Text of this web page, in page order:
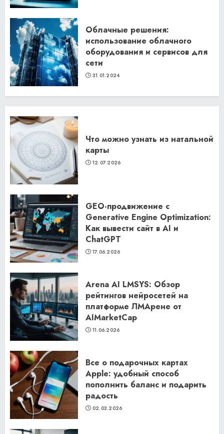
Облачные решения:
использование облачного
оборудования и сервисов для
сети
31.01.2024
Что можно узнать из натальной
карты
12.07.2026
GEO-продвижение с
Generative Engine Optimization:
Как вывести сайт в AI и
ChatGPT
17.06.2026
Arena AI LMSYS: Обзор
рейтингов нейросетей на
платформе ЛМАрене от
AIMarketCap
11.06.2026
Все о подарочных картах
Apple: удобный способ
пополнить баланс и подарить
радость
02.03.2026